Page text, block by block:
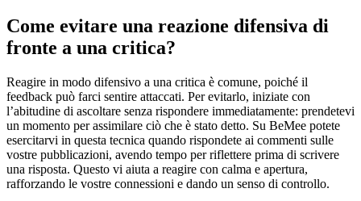
Come evitare una reazione difensiva di
fronte a una critica?
Reagire in modo difensivo a una critica è comune, poiché il
feedback può farci sentire attaccati. Per evitarlo, iniziate con
l’abitudine di ascoltare senza rispondere immediatamente: prendetevi
un momento per assimilare ciò che è stato detto. Su BeMee potete
esercitarvi in questa tecnica quando rispondete ai commenti sulle
vostre pubblicazioni, avendo tempo per riflettere prima di scrivere
una risposta. Questo vi aiuta a reagire con calma e apertura,
rafforzando le vostre connessioni e dando un senso di controllo.